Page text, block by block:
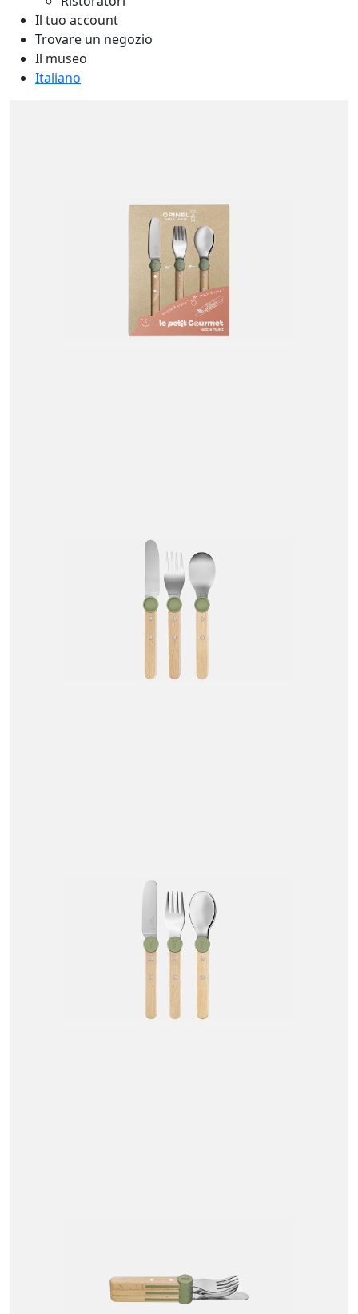
Il tuo account
Trovare un negozio
Il museo
Italiano